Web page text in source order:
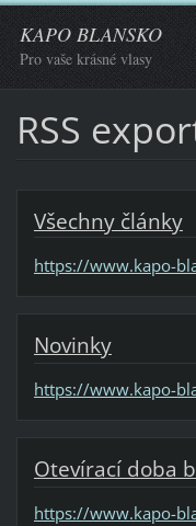
KAPO BLANSKO
Pro vaše krásné vlasy
RSS
Všechny články
https://www.kapo-
Novinky
https://www.kapo-
Otevírací doba
https://www.kapo-